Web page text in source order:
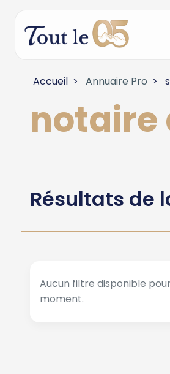
Accueil Annuaire Pro
notaire
Résultats de
Aucun filtre disponible
moment.